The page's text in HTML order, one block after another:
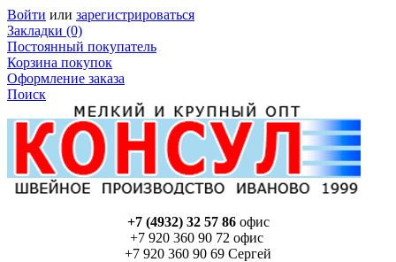
Войти или зарегистрироваться
Закладки (0)
Постоянный покупатель
Корзина покупок
Оформление заказа
Поиск
+7 (4932) 32 57 86офис
+7 920 360 90 72 офис
+7 920 360 90 69 Сергей